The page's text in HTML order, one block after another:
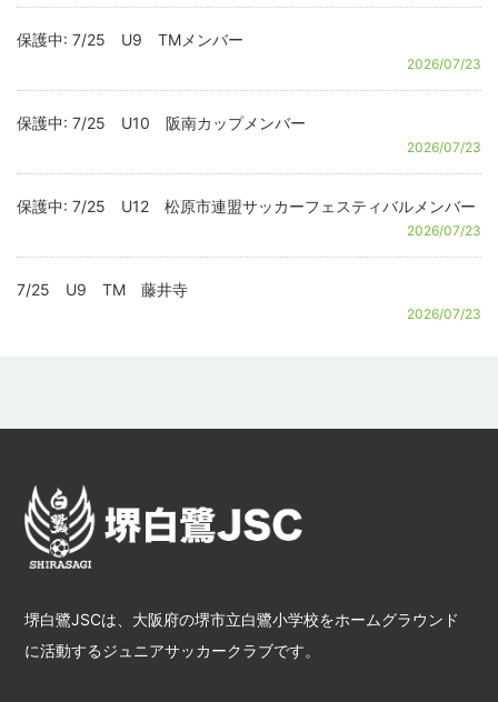
保護中: 7/25 U9 TMメンバー
2026/07/23
保護中: 7/25 U10 阪南カップメンバー
2026/07/23
保護中: 7/25 U12 松原市連盟サッカーフェスティバルメンバー
2026/07/23
7/25 U9 TM 藤井寺
2026/07/23
堺白鷺JSCは、大阪府の堺市立白鷺小学校をホームグラウンド
に活動するジュニアサッカークラブです。